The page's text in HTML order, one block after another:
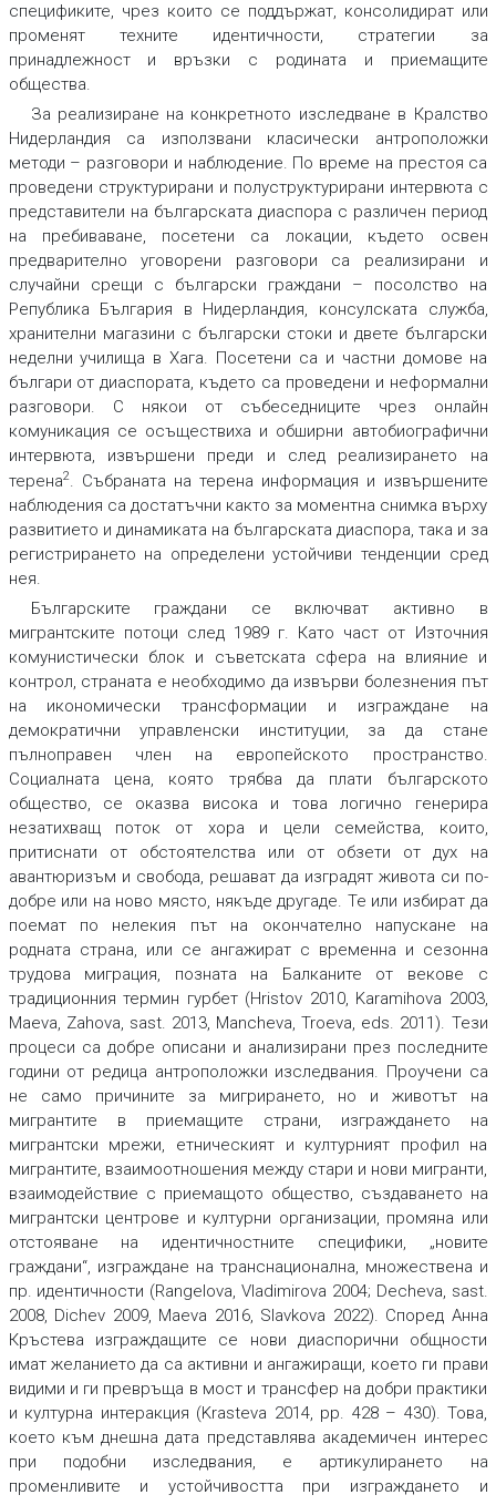
спецификите, чрез които се поддържат, консолидират или
променят техните идентичности, стратегии за
принадлежност и връзки с родината и приемащите
общества.
За реализиране на конкретното изследване в Кралство
Нидерландия са използвани класически антроположки
методи – разговори и наблюдение. По време на престоя са
проведени структурирани и полуструктурирани интервюта с
представители на българската диаспора с различен период
на пребиваване, посетени са локации, където освен
предварително уговорени разговори са реализирани и
случайни срещи с български граждани – посолство на
Република България в Нидерландия, консулската служба,
хранителни магазини с български стоки и двете български
неделни училища в Хага. Посетени са и частни домове на
българи от диаспората, където са проведени и неформални
разговори. С някои от събеседниците чрез онлайн
комуникация се осъществиха и обширни автобиографични
интервюта, извършени преди и след реализирането на
терена2. Събраната на терена информация и извършените
наблюдения са достатъчни както за моментна снимка върху
развитието и динамиката на българската диаспора, така и за
регистрирането на определени устойчиви тенденции сред
нея.
Българските граждани се включват активно в
мигрантските потоци след 1989 г. Като част от Източния
комунистически блок и съветската сфера на влияние и
контрол, страната е необходимо да извърви болезнения път
на икономически трансформации и изграждане на
демократични управленски институции, за да стане
пълноправен член на европейското пространство.
Социалната цена, която трябва да плати българското
общество, се оказва висока и това логично генерира
незатихващ поток от хора и цели семейства, които,
притиснати от обстоятелства или от обзети от дух на
авантюризъм и свобода, решават да изградят живота си по-
добре или на ново място, някъде другаде. Те или избират да
поемат по нелекия път на окончателно напускане на
родната страна, или се ангажират с временна и сезонна
трудова миграция, позната на Балканите от векове с
традиционния термин гурбет (Hristov 2010, Karamihova 2003,
Maeva, Zahova, sast. 2013, Mancheva, Troeva, eds. 2011). Тези
процеси са добре описани и анализирани през последните
години от редица антроположки изследвания. Проучени са
не само причините за мигрирането, но и животът на
мигрантите в приемащите страни, изграждането на
мигрантски мрежи, етническият и културният профил на
мигрантите, взаимоотношения между стари и нови мигранти,
взаимодействие с приемащото общество, създаването на
мигрантски центрове и културни организации, промяна или
отстояване на идентичностните специфики, „новите
граждани“, изграждане на транснационална, множествена и
пр. идентичности (Rangelova, Vladimirova 2004; Decheva, sast.
2008, Dichev 2009, Maeva 2016, Slavkova 2022). Според Анна
Кръстева изграждащите се нови диаспорични общности
имат желанието да са активни и ангажиращи, което ги прави
видими и ги превръща в мост и трансфер на добри практики
и културна интеракция (Krasteva 2014, pр. 428 – 430). Това,
което към днешна дата представлява академичен интерес
при подобни изследвания, е артикулирането на
променливите и устойчивостта при изграждането и